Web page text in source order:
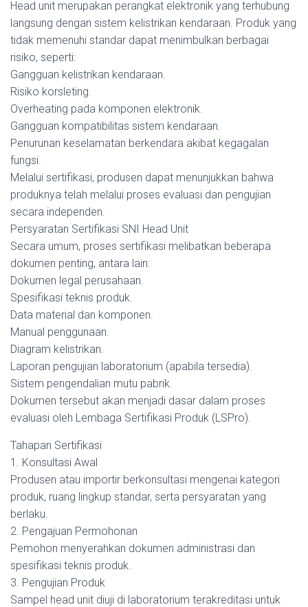
Head unit merupakan perangkat elektronik yang terhubung
langsung dengan sistem kelistrikan kendaraan. Produk yang
tidak memenuhi standar dapat menimbulkan berbagai
risiko, seperti:
Gangguan kelistrikan kendaraan.
Risiko korsleting.
Overheating pada komponen elektronik.
Gangguan kompatibilitas sistem kendaraan.
Penurunan keselamatan berkendara akibat kegagalan
fungsi.
Melalui sertifikasi, produsen dapat menunjukkan bahwa
produknya telah melalui proses evaluasi dan pengujian
secara independen.
Persyaratan Sertifikasi SNI Head Unit
Secara umum, proses sertifikasi melibatkan beberapa
dokumen penting, antara lain:
Dokumen legal perusahaan.
Spesifikasi teknis produk.
Data material dan komponen.
Manual penggunaan.
Diagram kelistrikan.
Laporan pengujian laboratorium (apabila tersedia).
Sistem pengendalian mutu pabrik.
Dokumen tersebut akan menjadi dasar dalam proses
evaluasi oleh Lembaga Sertifikasi Produk (LSPro).
Tahapan Sertifikasi
1. Konsultasi Awal
Produsen atau importir berkonsultasi mengenai kategori
produk, ruang lingkup standar, serta persyaratan yang
berlaku.
2. Pengajuan Permohonan
Pemohon menyerahkan dokumen administrasi dan
spesifikasi teknis produk.
3. Pengujian Produk
Sampel head unit diuji di laboratorium terakreditasi untuk